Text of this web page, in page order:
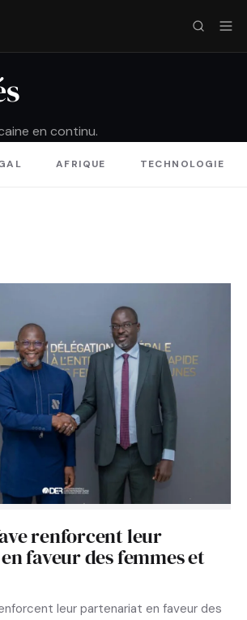
en continu.
AFRIQUE TECHNOLOGIE
renforcent leur
faveur des femmes et
leur partenariat en faveur des